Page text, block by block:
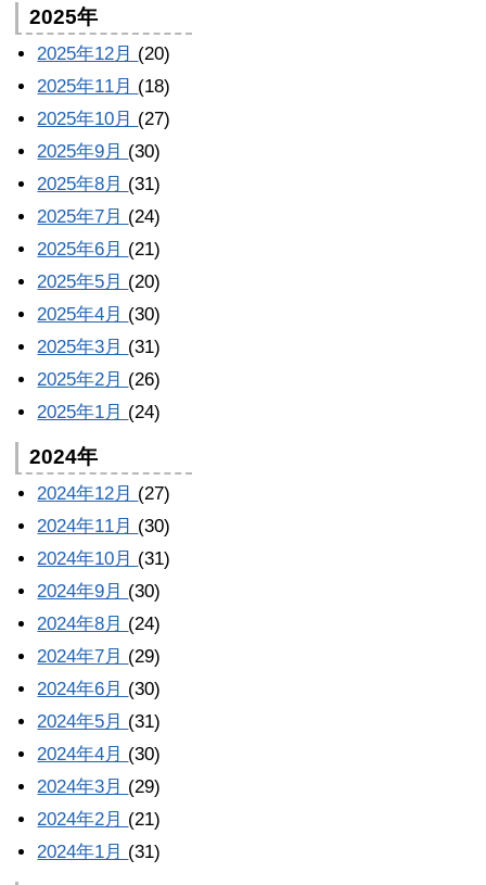
2025年
2025年12月 (20)
2025年11月 (18)
2025年10月 (27)
2025年9月 (30)
2025年8月 (31)
2025年7月 (24)
2025年6月 (21)
2025年5月 (20)
2025年4月 (30)
2025年3月 (31)
2025年2月 (26)
2025年1月 (24)
2024年
2024年12月 (27)
2024年11月 (30)
2024年10月 (31)
2024年9月 (30)
2024年8月 (24)
2024年7月 (29)
2024年6月 (30)
2024年5月 (31)
2024年4月 (30)
2024年3月 (29)
2024年2月 (21)
2024年1月 (31)